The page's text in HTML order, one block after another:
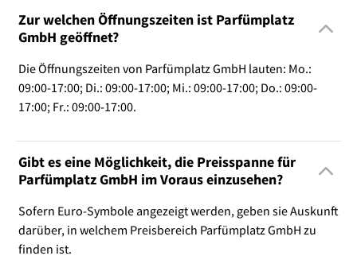
Zur welchen Öffnungszeiten ist Parfümplatz
GmbH geöffnet?
Die Öffnungszeiten von Parfümplatz GmbH lauten: Mo.:
09:00-17:00; Di.: 09:00-17:00; Mi.: 09:00-17:00; Do.: 09:00-
17:00; Fr.: 09:00-17:00.
Gibt es eine Möglichkeit, die Preisspanne für
Parfümplatz GmbH im Voraus einzusehen?
Sofern Euro-Symbole angezeigt werden, geben sie Auskunft
darüber, in welchem Preisbereich Parfümplatz GmbH zu
finden ist.